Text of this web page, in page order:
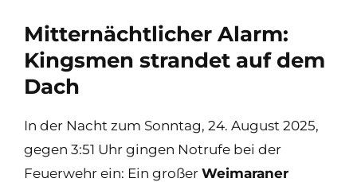
Mitternächtlicher Alarm:
Kingsmen strandet auf dem
Dach
In der Nacht zum Sonntag, 24. August 2025,
gegen 3:51 Uhr gingen Notrufe bei der
Feuerwehr ein: Ein großer Weimaraner